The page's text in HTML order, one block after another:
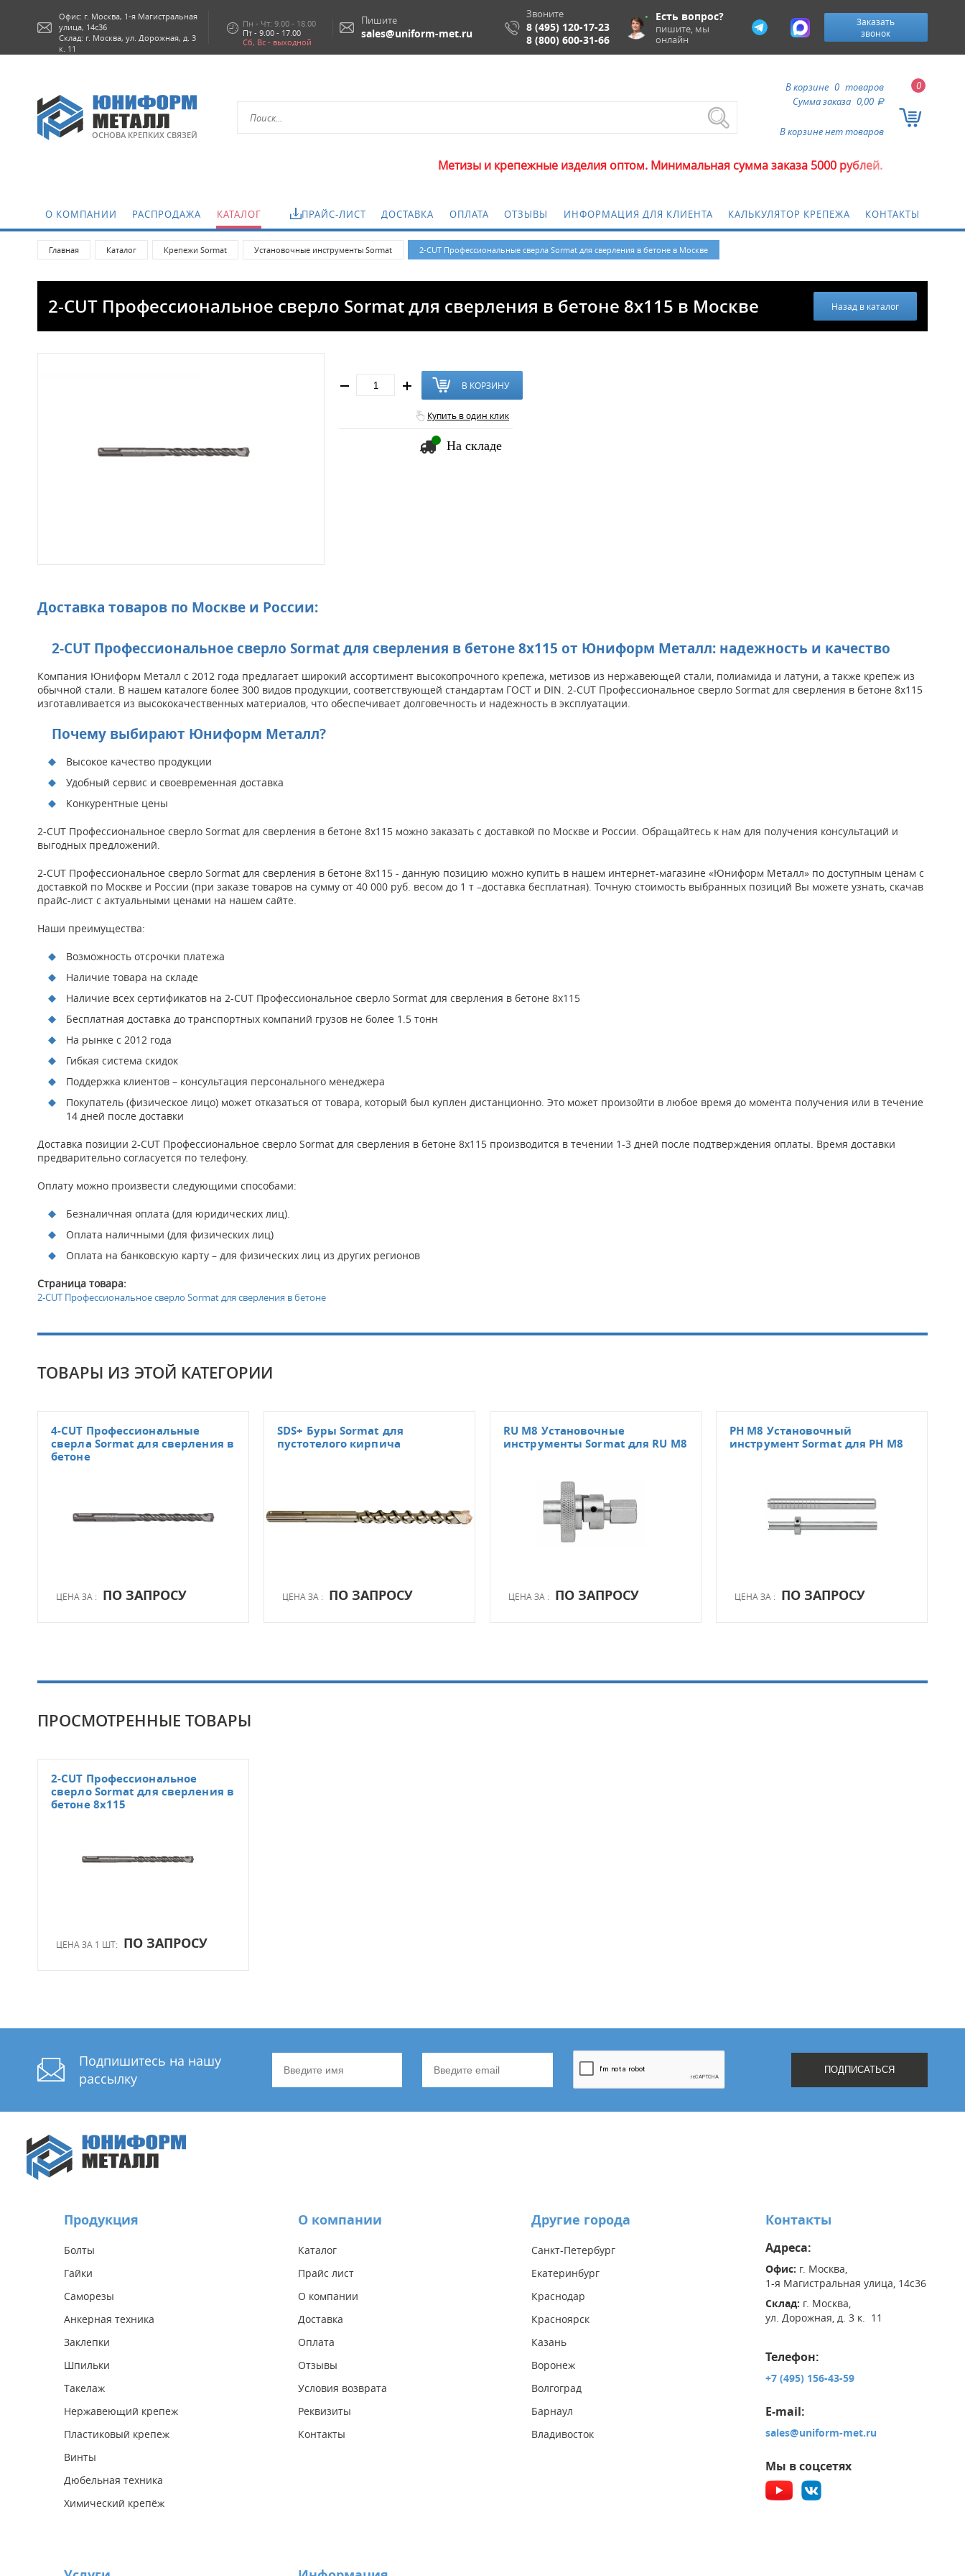
Есть вопрос?
пишите, мы
онлайн
Офис: г. Москва, 1-я Магистральная
улица, 14с36
Склад: г. Москва, ул. Дорожная, д. 3
к. 11
Пн - Чт: 9.00 - 18.00
Пт - 9.00 - 17.00
Сб, Вс - выходной
Пишите
sales@uniform-met.ru
Звоните
8 (495) 120-17-23
8 (800) 600-31-66
Заказать
звонок
ОСНОВА КРЕПКИХ СВЯЗЕЙ
0
В корзине 0 товаров
Сумма заказа 0,00 a
В корзине нет товаров
Метизы и крепежные изделия оптом. Минимальная сумма заказа 5000 рублей.
О КОМПАНИИ РАСПРОДАЖА КАТАЛОГ ПРАЙС-ЛИСТ ДОСТАВКА ОПЛАТА ОТЗЫВЫ ИНФОРМАЦИЯ ДЛЯ КЛИЕНТА КАЛЬКУЛЯТОР КРЕПЕЖА КОНТАКТЫ
Главная Каталог Крепежи Sormat Установочные инструменты Sormat 2-CUT Профессиональные сверла Sormat для сверления в бетоне в Москве
2-CUT Профессиональное сверло Sormat для сверления в бетоне 8x115 в Москве Назад в каталог
В КОРЗИНУ
Купить в один клик
На складе
Доставка товаров по Москве и России:
2-CUT Профессиональное сверло Sormat для сверления в бетоне 8x115 от Юниформ Металл: надежность и качество
Компания Юниформ Металл с 2012 года предлагает широкий ассортимент высокопрочного крепежа, метизов из нержавеющей стали, полиамида и латуни, а также крепеж из
обычной стали. В нашем каталоге более 300 видов продукции, соответствующей стандартам ГОСТ и DIN. 2-CUT Профессиональное сверло Sormat для сверления в бетоне 8x115
изготавливается из высококачественных материалов, что обеспечивает долговечность и надежность в эксплуатации.
Почему выбирают Юниформ Металл?
Высокое качество продукции
Удобный сервис и своевременная доставка
Конкурентные цены
2-CUT Профессиональное сверло Sormat для сверления в бетоне 8x115 можно заказать с доставкой по Москве и России. Обращайтесь к нам для получения консультаций и
выгодных предложений.
2-CUT Профессиональное сверло Sormat для сверления в бетоне 8x115 - данную позицию можно купить в нашем интернет-магазине «Юниформ Металл» по доступным ценам с
доставкой по Москве и России (при заказе товаров на сумму от 40 000 руб. весом до 1 т –доставка бесплатная). Точную стоимость выбранных позиций Вы можете узнать, скачав
прайс-лист с актуальными ценами на нашем сайте.
Наши преимущества:
Возможность отсрочки платежа
Наличие товара на складе
Наличие всех сертификатов на 2-CUT Профессиональное сверло Sormat для сверления в бетоне 8x115
Бесплатная доставка до транспортных компаний грузов не более 1.5 тонн
На рынке с 2012 года
Гибкая система скидок
Поддержка клиентов – консультация персонального менеджера
Покупатель (физическое лицо) может отказаться от товара, который был куплен дистанционно. Это может произойти в любое время до момента получения или в течение
14 дней после доставки
Доставка позиции 2-CUT Профессиональное сверло Sormat для сверления в бетоне 8x115 производится в течении 1-3 дней после подтверждения оплаты. Время доставки
предварительно согласуется по телефону.
Оплату можно произвести следующими способами:
Безналичная оплата (для юридических лиц).
Оплата наличными (для физических лиц)
Оплата на банковскую карту – для физических лиц из других регионов
Страница товара:
2-CUT Профессиональное сверло Sormat для сверления в бетоне
ТОВАРЫ ИЗ ЭТОЙ КАТЕГОРИИ
ЦЕНА ЗА : ПО ЗАПРОСУ
4-CUT Профессиональные
сверла Sormat для сверления в
бетоне
ЦЕНА ЗА : ПО ЗАПРОСУ
SDS+ Буры Sormat для
пустотелого кирпича
ЦЕНА ЗА : ПО ЗАПРОСУ
RU M8 Установочные
инструменты Sormat для RU M8
ЦЕНА ЗА : ПО ЗАПРОСУ
PH M8 Установочный
инструмент Sormat для PH M8
ПРОСМОТРЕННЫЕ ТОВАРЫ
ЦЕНА ЗА 1 ШТ: ПО ЗАПРОСУ
2-CUT Профессиональное
сверло Sormat для сверления в
бетоне 8x115
Подпишитесь на нашу
рассылку
Продукция
Болты
Гайки
Саморезы
Анкерная техника
Заклепки
Шпильки
Такелаж
Нержавеющий крепеж
Пластиковый крепеж
Винты
Дюбельная техника
Химический крепёж
О компании
Каталог
Прайс лист
О компании
Доставка
Оплата
Отзывы
Условия возврата
Реквизиты
Контакты
Другие города
Санкт-Петербург
Екатеринбург
Краснодар
Красноярск
Казань
Воронеж
Волгоград
Барнаул
Владивосток
Контакты
Адреса:
Офис: г. Москва,
1-я Магистральная улица, 14с36
Склад: г. Москва,
ул. Дорожная, д. 3 к. 11
Телефон:
+7 (495) 156-43-59
E-mail:
sales@uniform-met.ru
Мы в соцсетях